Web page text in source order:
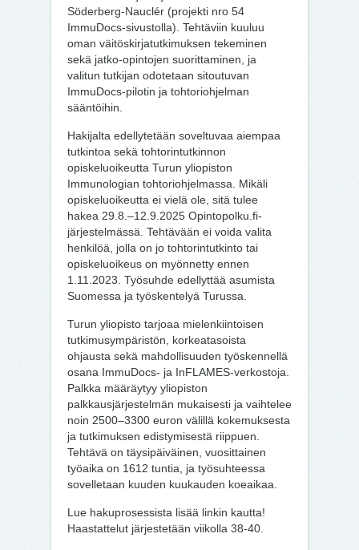
Söderberg-Nauclér (projekti nro 54
ImmuDocs-sivustolla). Tehtäviin kuuluu
oman väitöskirjatutkimuksen tekeminen
sekä jatko-opintojen suorittaminen, ja
valitun tutkijan odotetaan sitoutuvan
ImmuDocs-pilotin ja tohtoriohjelman
sääntöihin.
Hakijalta edellytetään soveltuvaa aiempaa
tutkintoa sekä tohtorintutkinnon
opiskeluoikeutta Turun yliopiston
Immunologian tohtoriohjelmassa. Mikäli
opiskeluoikeutta ei vielä ole, sitä tulee
hakea 29.8.–12.9.2025 Opintopolku.fi-
järjestelmässä. Tehtävään ei voida valita
henkilöä, jolla on jo tohtorintutkinto tai
opiskeluoikeus on myönnetty ennen
1.11.2023. Työsuhde edellyttää asumista
Suomessa ja työskentelyä Turussa.
Turun yliopisto tarjoaa mielenkiintoisen
tutkimusympäristön, korkeatasoista
ohjausta sekä mahdollisuuden työskennellä
osana ImmuDocs- ja InFLAMES-verkostoja.
Palkka määräytyy yliopiston
palkkausjärjestelmän mukaisesti ja vaihtelee
noin 2500–3300 euron välillä kokemuksesta
ja tutkimuksen edistymisestä riippuen.
Tehtävä on täysipäiväinen, vuosittainen
työaika on 1612 tuntia, ja työsuhteessa
sovelletaan kuuden kuukauden koeaikaa.
Lue hakuprosessista lisää linkin kautta!
Haastattelut järjestetään viikolla 38-40.